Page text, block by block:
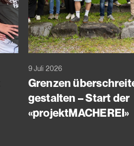
9 Juli 2026
Grenzen
gestalten – Start der
«projektMACHEREI»